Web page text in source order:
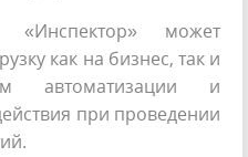
может
как на бизнес, так и
автоматизации и
при проведении